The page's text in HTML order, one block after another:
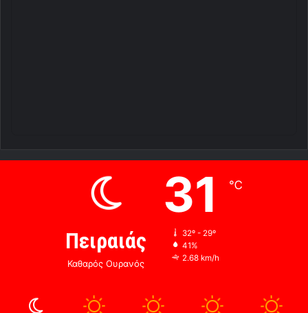
Πειραιάς
Καθαρός Ουρανός
31 ℃
32º - 29º
41%
2.68 km/h